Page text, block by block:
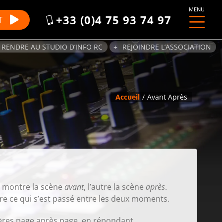
+33 (0)4 75 93 74 97
MENU
RENDRE AU STUDIO D’INFO RC REJOINDRE L’ASSOCIATION
Accueil Avant Après
la scène avant, l’autre la scène après.
ce qui s’est passé entre les deux moments.